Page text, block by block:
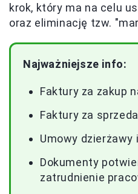
krok, który ma na celu
oraz eliminację tzw.
Najważniejsze info:
Faktury za zakup
Faktury za
Umowy
Dokumenty
zatrudnienie